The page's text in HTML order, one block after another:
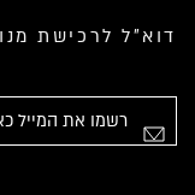
דוא”ל לרכישת